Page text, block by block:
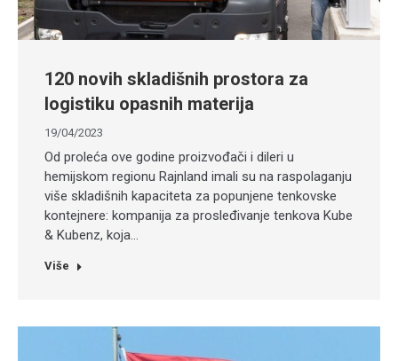
120 novih skladišnih prostora za
logistiku opasnih materija
19/04/2023
Od proleća ove godine proizvođači i dileri u
hemijskom regionu Rajnland imali su na raspolaganju
više skladišnih kapaciteta za popunjene tenkovske
kontejnere: kompanija za prosleđivanje tenkova Kube
& Kubenz, koja…
Više